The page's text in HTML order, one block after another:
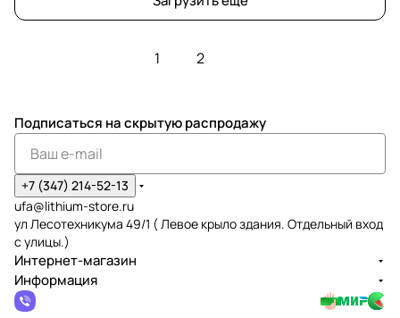
1 2
Подписаться на скрытую распродажу
+7 (347) 214-52-13
ufa@lithium-store.ru
ул Лесотехникума 49/1 ( Левое крыло здания. Отдельный вход
с улицы.)
Интернет-магазин
Информация